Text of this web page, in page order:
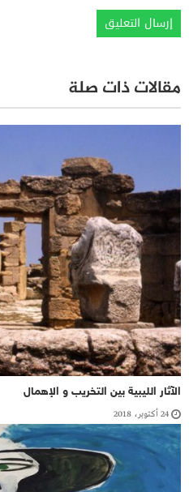
مقالات ذات صلة
الآثار الليبية بين التخريب و الإهمال
24 أكتوبر، 2018